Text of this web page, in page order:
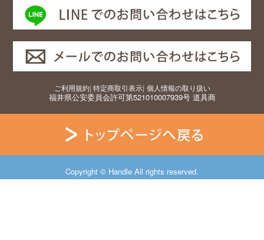
ご利用規約| 特定商取引表示| 個人情報の取り扱い
福井県公安委員会許可第521010007939号 道具商
Copyright © Handle All rights reserved.